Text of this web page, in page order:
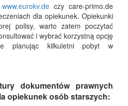
www.eurokv.de czy care-primo.de
dla opiekunek. Opiekunki
polisy, warto zatem poczytać
i wybrać korzystną opcję
planując kilkuletni pobyt w
dokumentów prawnych
opiekunek osób starszych: